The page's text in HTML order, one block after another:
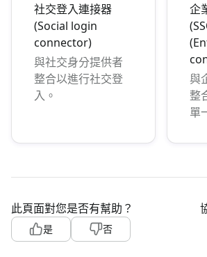
社交登入連接器
(Social login
connector)
與社交身分提供者
整合以進行社交登
入。
企
與
整
單
此頁面對您是否有幫助？
是 否